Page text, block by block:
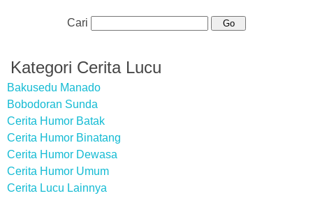
Cari
Kategori Cerita Lucu
Bakusedu Manado
Bobodoran Sunda
Cerita Humor Batak
Cerita Humor Binatang
Cerita Humor Dewasa
Cerita Humor Umum
Cerita Lucu Lainnya